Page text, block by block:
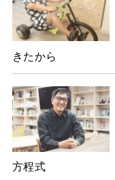
きたから
方程式